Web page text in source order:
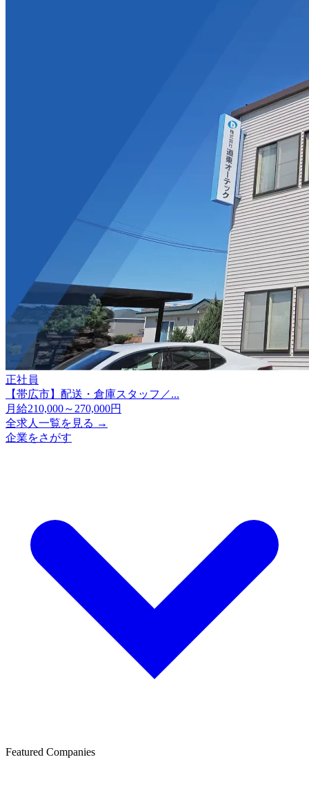
正社員
【帯広市】配送・倉庫スタッフ／...
月給210,000～270,000円
全求人一覧を見る →
企業をさがす
Featured Companies